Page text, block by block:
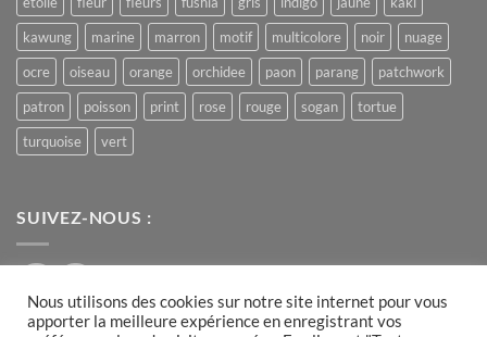
kawung
marine marron motif multicolore noir
nuage
ocre
oiseau orange orchidee paon parang
patchwork
patron
poisson print rose rouge sogan
tortue
turquoise
vert
SUIVEZ-NOUS :
Nous utilisons des cookies sur notre site internet pour vous
apporter la meilleure expérience en enregistrant vos